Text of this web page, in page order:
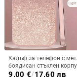
Калъф за телефон с
боядисан стъклен
iPhone 11–14 Pro Max,
9.00 €/17.60 лв